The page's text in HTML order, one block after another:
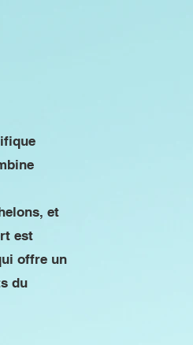
et
est
offre un
du